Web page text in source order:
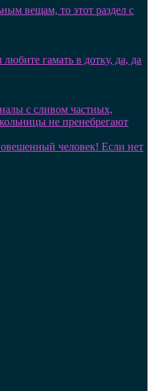
вещам, то этот раздел с
гамать в дотку, да, да
с сливом частных,
не пренебрегают
человек! Если нет